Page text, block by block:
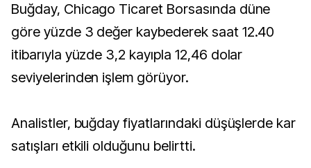
Buğday, Chicago Ticaret Borsasında düne
göre yüzde 3 değer kaybederek saat 12.40
itibarıyla yüzde 3,2 kayıpla 12,46 dolar
seviyelerinden işlem görüyor.
Analistler, buğday fiyatlarındaki düşüşlerde kar
satışları etkili olduğunu belirtti.